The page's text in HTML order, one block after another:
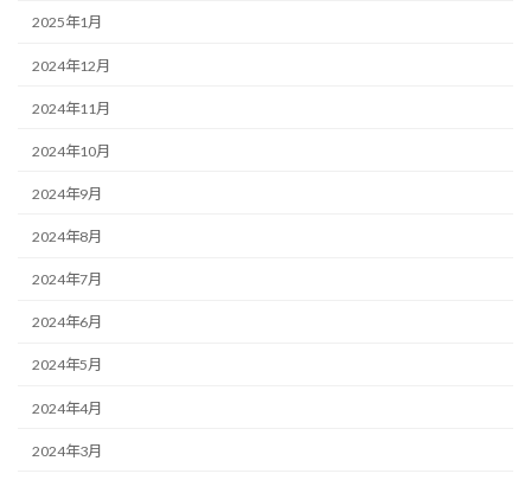
2025年1月
2024年12月
2024年11月
2024年10月
2024年9月
2024年8月
2024年7月
2024年6月
2024年5月
2024年4月
2024年3月